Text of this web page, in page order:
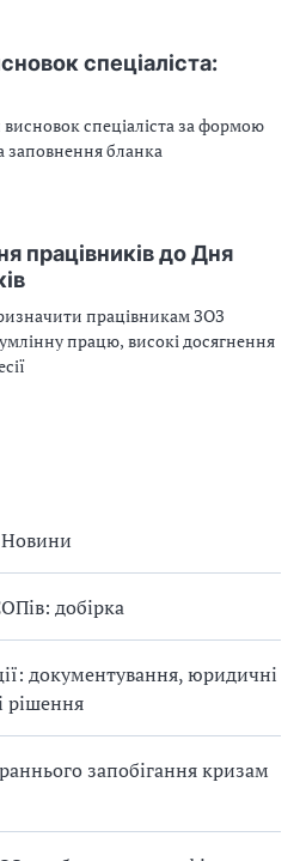
Новини
добірка
документування, юридичні
рішення
запобігання кризам
спеціаліста:
спеціаліста за формою
заповнення бланка
працівників до Дня
працівникам ЗОЗ
працю, високі досягнення